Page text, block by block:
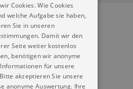
Cookies. Wie Cookies
welche Aufgabe sie haben,
Sie in unseren
Damit wir den
Seite weiter kostenlos
benötigen wir anonyme
für unsere
akzeptieren Sie unsere
anonyme Auswertung. Ihre